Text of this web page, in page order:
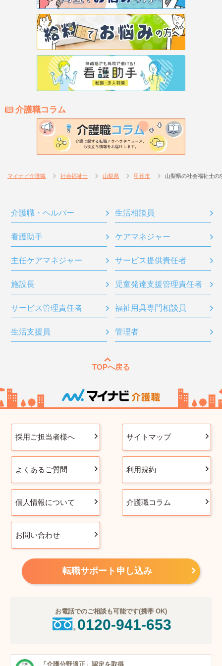
介護職コラム
マイナビ介護職 社会福祉士 山梨県 甲州市 山梨県の社会福祉士の
介護職・ヘルパー 生活相談員
看護助手 ケアマネジャー
主任ケアマネジャー サービス提供責任者
施設長 児童発達支援管理責任者
サービス管理責任者 福祉用具専門相談員
生活支援員 管理者
TOPへ戻る
採用ご担当者様へ サイトマップ
よくあるご質問 利用規約
個人情報について 介護職コラム
お問い合わせ
転職サポート申し込み
お電話でのご相談も可能です(携帯 OK)
0120-941-653
「介護分野適正」 認定を取得